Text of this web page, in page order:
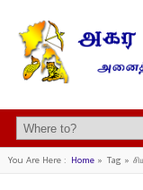
You Are Here : Home» Tag »